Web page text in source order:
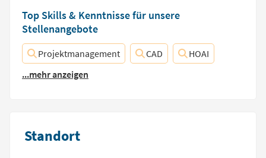
Top Skills & Kenntnisse für unsere
Stellenangebote
Projektmanagement CAD
HOAI
...mehr anzeigen
Standort